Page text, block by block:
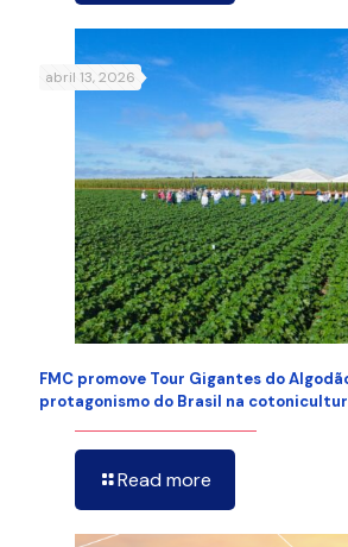
abril 13, 2026
FMC promove Tour Gigantes do
protagonismo do Brasil na
Read more